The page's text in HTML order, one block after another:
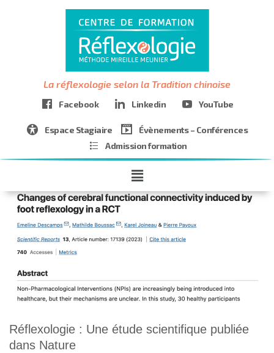
La réflexologie selon la Tradition chinoise
Facebook Linkedin YouTube
Espace Stagiaire
Évènements – Conférences
Admission formation
Réflexologie : Une étude scientifique publiée
dans Nature